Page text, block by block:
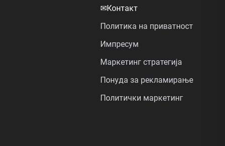
✉Контакт
Политика на приватност
Импресум
Маркетинг стратегија
Понуда за рекламирање
Политички маркетинг